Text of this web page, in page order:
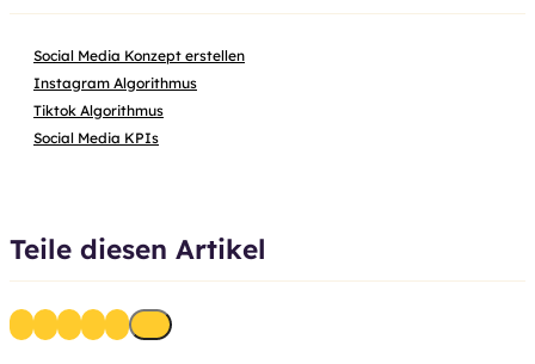
Social Media Konzept erstellen
Instagram Algorithmus
Tiktok Algorithmus
Social Media KPIs
Teile diesen Artikel